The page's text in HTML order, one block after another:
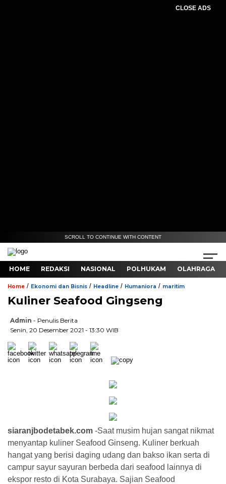
CLOSE ADS
SCROLL TO CONTINUE WITH CONTENT
HOME REDAKSI NASIONAL POLHUKAM OLAHRAGA
Home / Ekonomi dan Bisnis / Headline / Humaniora / maritim
Kuliner Seafood Gingseng
Admin - Penulis Berita
Senin, 20 Desember 2021 - 13:30 WIB
siaranjbodetabek.com -Saat musim hujan sangat nikmat
menyantap kuliner Seafood Ginseng. Kuliner berkuah
hangat yang berisi daging udang dan bakso ikan serta di
campur sayur sayuran berbeda dari seafood lainnya di
ekspor resto di Kota Surabaya. Sajian Seafood